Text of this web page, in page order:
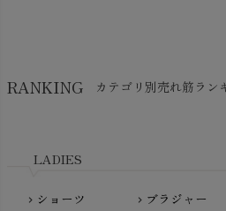
生活アートクラブ
nanadecor（ナナデェコール）
Madame MO（マダムモー）
RANKING カテゴリ別売れ筋ラン
LADIES
chevron_right ショーツ chevron_right ブラジャー